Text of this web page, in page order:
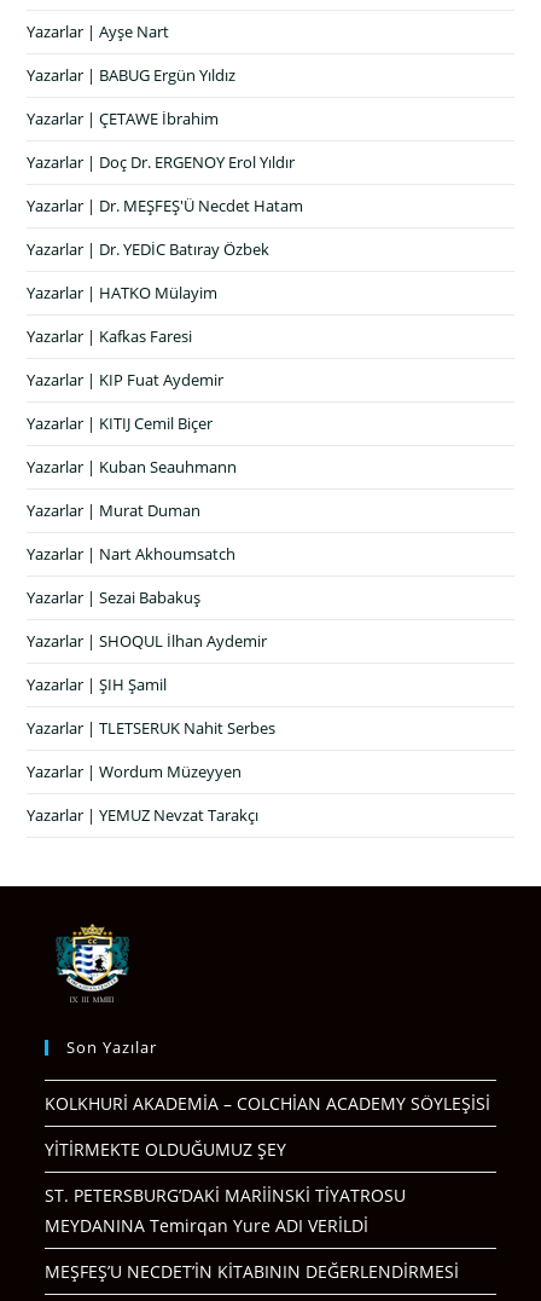
Yazarlar | Ayşe Nart
Yazarlar | BABUG Ergün Yıldız
Yazarlar | ÇETAWE İbrahim
Yazarlar | Doç Dr. ERGENOY Erol Yıldır
Yazarlar | Dr. MEŞFEŞ'Ü Necdet Hatam
Yazarlar | Dr. YEDİC Batıray Özbek
Yazarlar | HATKO Mülayim
Yazarlar | Kafkas Faresi
Yazarlar | KIP Fuat Aydemir
Yazarlar | KITIJ Cemil Biçer
Yazarlar | Kuban Seauhmann
Yazarlar | Murat Duman
Yazarlar | Nart Akhoumsatch
Yazarlar | Sezai Babakuş
Yazarlar | SHOQUL İlhan Aydemir
Yazarlar | ŞIH Şamil
Yazarlar | TLETSERUK Nahit Serbes
Yazarlar | Wordum Müzeyyen
Yazarlar | YEMUZ Nevzat Tarakçı
Son Yazılar
KOLKHURİ AKADEMİA – COLCHİAN ACADEMY SÖYLEŞİSİ
YİTİRMEKTE OLDUĞUMUZ ŞEY
ST. PETERSBURG’DAKİ MARİİNSKİ TİYATROSU
MEYDANINA Temirqan Yure ADI VERİLDİ
MEŞFEŞ’U NECDET’İN KİTABININ DEĞERLENDİRMESİ